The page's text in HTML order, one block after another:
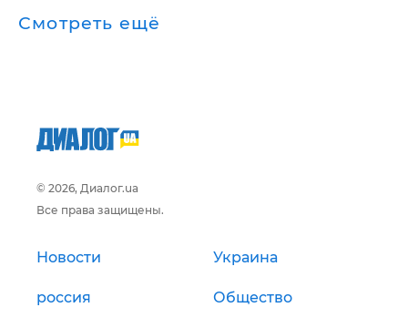
Смотреть ещё
© 2026, Диалог.ua
Все права защищены.
Новости Украина
россия Общество